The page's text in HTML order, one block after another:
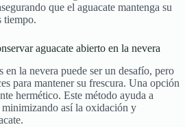
que el aguacate mantenga su
tiempo.
aguacate abierto en la nevera
en la nevera puede ser un desafío, pero
para mantener su frescura. Una opción
hermético. Este método ayuda a
así la oxidación y